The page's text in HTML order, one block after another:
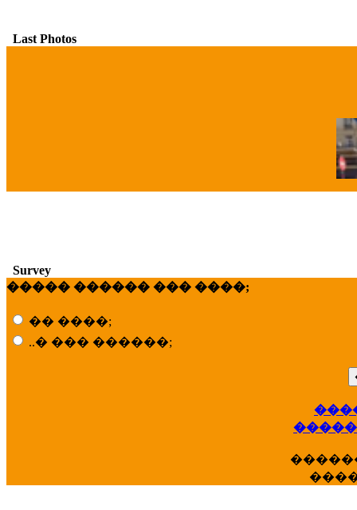
Last Photos
Survey
����� ������ ��� ����;
�� ����;
..� ��� ������;